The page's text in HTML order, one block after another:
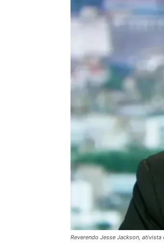
Reverendo Jesse Jackson,